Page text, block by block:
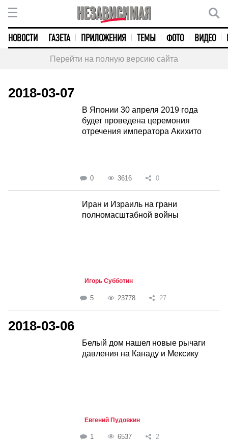
НОВОСТИ ГАЗЕТА ПРИЛОЖЕНИЯ ТЕМЫ ФОТО ВИДЕО
Перейти на полную версию сайта
2018-03-07
В Японии 30 апреля 2019 года
будет проведена церемония
отречения императора Акихито
0 3616 0
Иран и Израиль на грани
полномасштабной войны
Игорь Субботин
5 23778 27
2018-03-06
Белый дом нашел новые рычаги
давления на Канаду и Мексику
Евгений Пудовкин
1 6537 2